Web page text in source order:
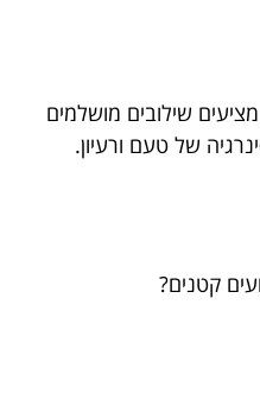
שילובים מושלמים
של טעם ורעיון.
קטנים?